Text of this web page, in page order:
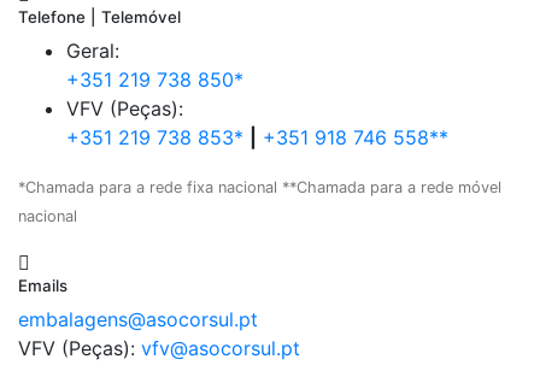
Telefone | Telemóvel
Geral:
+351 219 738 850*
VFV (Peças):
+351 219 738 853*
+351 918 746 558**
*Chamada para a rede fixa nacional **Chamada para a rede móvel
nacional
Emails
embalagens@asocorsul.pt
VFV (Peças): vfv@asocorsul.pt